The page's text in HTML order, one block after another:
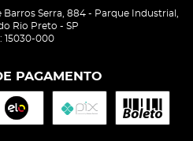
Serra, 884- Parque Industrial,
Rio Preto - SP
15030-000
PAGAMENTO